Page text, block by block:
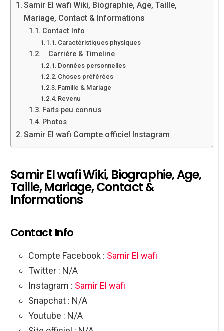
Samir El wafi Wiki, Biographie, Age, Taille,
Mariage, Contact & Informations
Contact Info
Caractéristiques physiques
Carrière & Timeline
Données personnelles
Choses préférées
Famille & Mariage
Revenu
Faits peu connus
Photos
Samir El wafi Compte officiel Instagram
Samir El wafi Wiki, Biographie, Age,
Taille, Mariage, Contact &
Informations
Contact Info
Compte Facebook : Samir El wafi
Twitter : N/A
Instagram : Samir El wafi
Snapchat : N/A
Youtube : N/A